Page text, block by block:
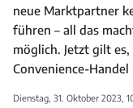
neue Marktpartner
führen – all das
möglich. Jetzt gilt
Convenience-Handel
Dienstag, 31. Oktober 2023,